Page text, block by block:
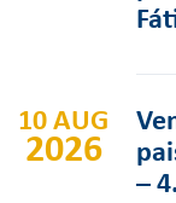
10 AUG
2026
–